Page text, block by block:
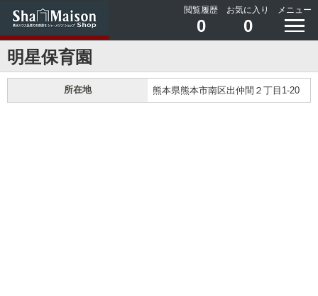
閲覧履歴
0
お気に入り
0
メニュー
明星保育園
所在地 熊本県熊本市南区出仲間２丁目1-20